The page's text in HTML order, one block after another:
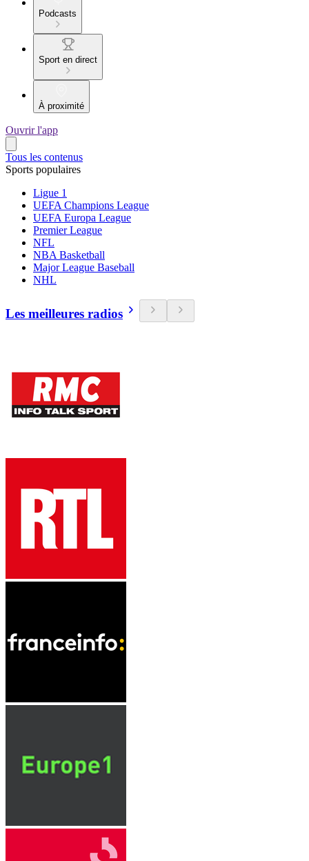
Podcasts
Sport en direct
À proximité
Ouvrir l'app
Tous les contenus
Sports populaires
Ligue 1
UEFA Champions League
UEFA Europa League
Premier League
NFL
NBA Basketball
Major League Baseball
NHL
Les meilleures radios